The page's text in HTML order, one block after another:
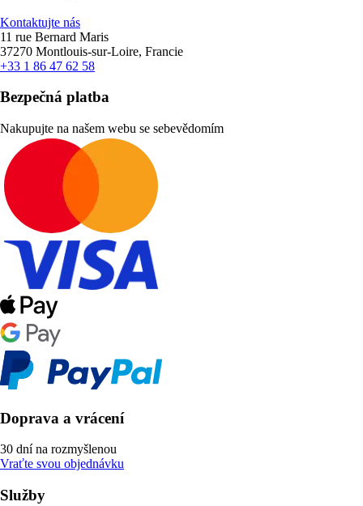
Kontaktujte nás
11 rue Bernard Maris
37270 Montlouis-sur-Loire, Francie
+33 1 86 47 62 58
Bezpečná platba
Nakupujte na našem webu se sebevědomím
Doprava a vrácení
30 dní na rozmyšlenou
Vraťte svou objednávku
Služby